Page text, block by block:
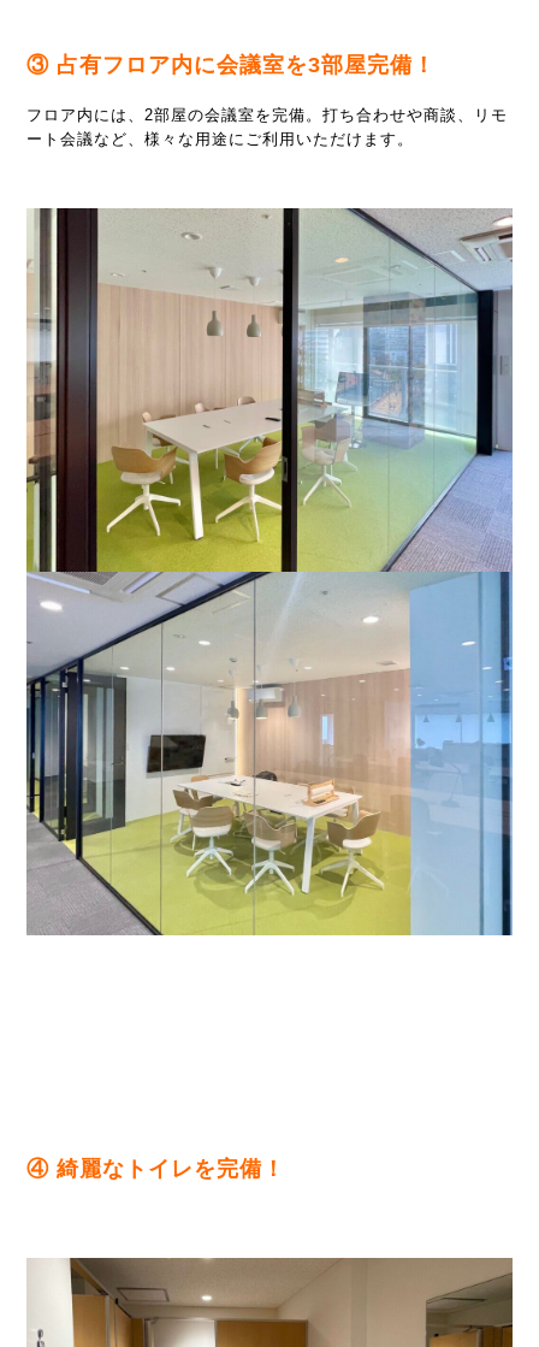
③ 占有フロア内に会議室を3部屋完備！
フロア内には、2部屋の会議室を完備。打ち合わせや商談、リモ
ート会議など、様々な用途にご利用いただけます。
④ 綺麗なトイレを完備！